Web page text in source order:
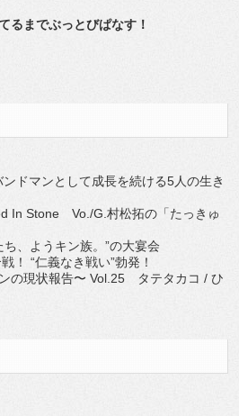
るまでぶっとびぱなす！
ドマンとして成長を続ける5人の生き
In Stone Vo./G.村松拓の「たっきゅ
、ようキン族。”の大宴会
！ “仁義なき戦い”勃発！
の現状報告〜 Vol.25 タテタカコ / ひ